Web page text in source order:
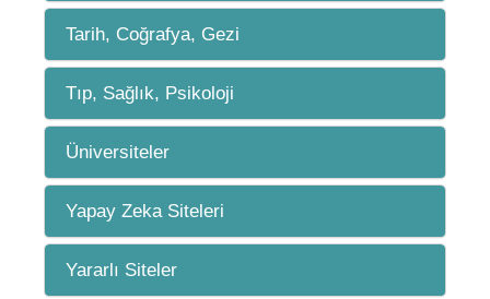
Tarih, Coğrafya, Gezi
Tıp, Sağlık, Psikoloji
Üniversiteler
Yapay Zeka Siteleri
Yararlı Siteler